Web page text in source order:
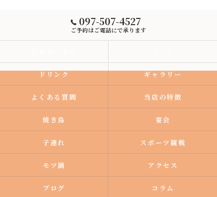
097-507-4527
ご予約はご電話にで承ります
ドリンク ギャラリー
よくある質問 当店の特徴
焼き鳥 宴会
子連れ スポーツ観戦
モツ鍋 アクセス
ブログ コラム